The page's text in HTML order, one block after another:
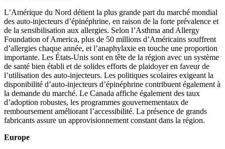
L’Amérique du Nord détient la plus grande part du marché mondial
des auto-injecteurs d’épinéphrine, en raison de la forte prévalence et
de la sensibilisation aux allergies. Selon l’Asthma and Allergy
Foundation of America, plus de 50 millions d’Américains souffrent
d’allergies chaque année, et l’anaphylaxie en touche une proportion
importante. Les États-Unis sont en tête de la région avec un système
de santé bien établi et de solides efforts de plaidoyer en faveur de
l’utilisation des auto-injecteurs. Les politiques scolaires exigeant la
disponibilité d’auto-injecteurs d’épinéphrine contribuent également à
la demande du marché. Le Canada affiche également des taux
d’adoption robustes, les programmes gouvernementaux de
remboursement améliorant l’accessibilité. La présence de grands
fabricants assure un approvisionnement constant dans la région.
Europe